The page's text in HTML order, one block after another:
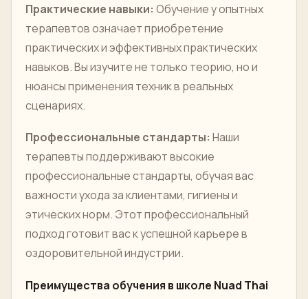
Практические навыки: Обучение у опытных
терапевтов означает приобретение
практических и эффективных практических
навыков. Вы изучите не только теорию, но и
нюансы применения техник в реальных
сценариях.
Профессиональные стандарты: Наши
терапевты поддерживают высокие
профессиональные стандарты, обучая вас
важности ухода за клиентами, гигиены и
этических норм. Этот профессиональный
подход готовит вас к успешной карьере в
оздоровительной индустрии.
Преимущества обучения в школе Nuad Thai